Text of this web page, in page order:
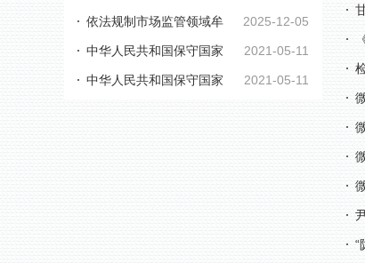
国行政复议法实施... 2025-12-05
依法规制市场监管领域牟
利性职业投诉举报... 2021-05-11
中华人民共和国保守国家
秘密法 2021-05-11
中华人民共和国保守国家
“